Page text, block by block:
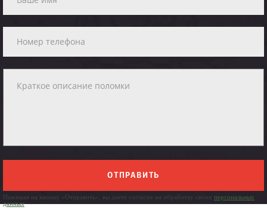
ОТПРАВИТЬ
Нажимая на кнопку «Отправить», вы даете согласие на обработку своих персональных
данных